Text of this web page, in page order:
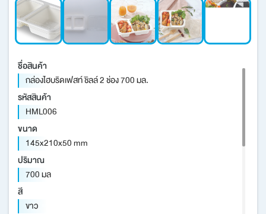
ชื่อสินค้า
กล่องไฮบริดเฟสท์ ชิลล์ 2 ช่อง 700 มล.
รหัสสินค้า
HML006
ขนาด
145x210x50 mm
ปริมาณ
700 มล
สี
ขาว